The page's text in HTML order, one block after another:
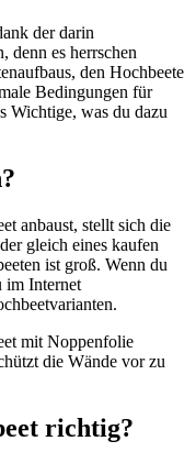
der darin
denn es herrschen
den Hochbeete
Bedingungen für
Wichtige, was du dazu
anbaust, stellt sich die
gleich eines kaufen
ist groß. Wenn du
im Internet
mit Noppenfolie
die Wände vor zu
richtig?